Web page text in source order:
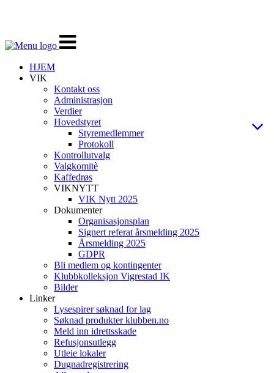
Veksle
navigasjon
HJEM
VIK
Kontakt oss
Administrasjon
Verdier
Hovedstyret
Styremedlemmer
Protokoll
Kontrollutvalg
Valgkomitè
Kaffedrøs
VIKNYTT
VIK Nytt 2025
Dokumenter
Organisasjonsplan
Signert referat årsmelding 2025
Årsmelding 2025
GDPR
Bli medlem og kontingenter
Klubbkolleksjon Vigrestad IK
Bilder
Linker
Lysespirer søknad for lag
Søknad produkter klubben.no
Meld inn idrettsskade
Refusjonsutlegg
Utleie lokaler
Dugnadregistrering